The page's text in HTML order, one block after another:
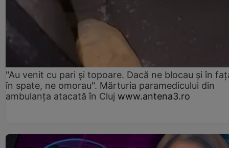
"Au venit cu pari și topoare. Dacă ne blocau şi în
în spate, ne omorau". Mărturia paramedicului din
ambulanţa atacată în Cluj www.antena3.ro